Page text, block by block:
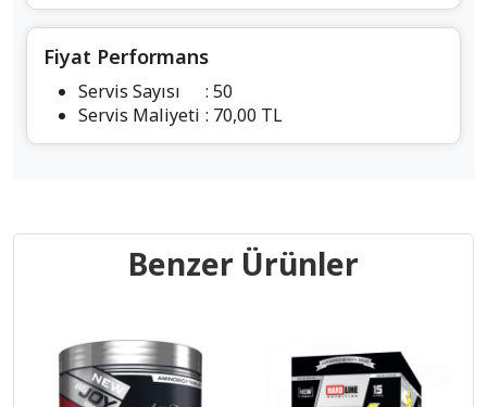
Fiyat Performans
Servis Sayısı
: 50
Servis Maliyeti : 70,00 TL
Benzer Ürünler